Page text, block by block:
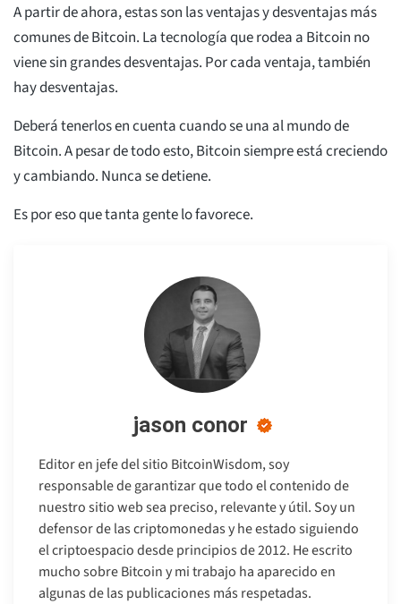
A partir de ahora, estas son las ventajas y desventajas más
comunes de Bitcoin. La tecnología que rodea a Bitcoin no
viene sin grandes desventajas. Por cada ventaja, también
hay desventajas.
Deberá tenerlos en cuenta cuando se una al mundo de
Bitcoin. A pesar de todo esto, Bitcoin siempre está creciendo
y cambiando. Nunca se detiene.
Es por eso que tanta gente lo favorece.
jason conor
Editor en jefe del sitio BitcoinWisdom, soy
responsable de garantizar que todo el contenido de
nuestro sitio web sea preciso, relevante y útil. Soy un
defensor de las criptomonedas y he estado siguiendo
el criptoespacio desde principios de 2012. He escrito
mucho sobre Bitcoin y mi trabajo ha aparecido en
algunas de las publicaciones más respetadas.